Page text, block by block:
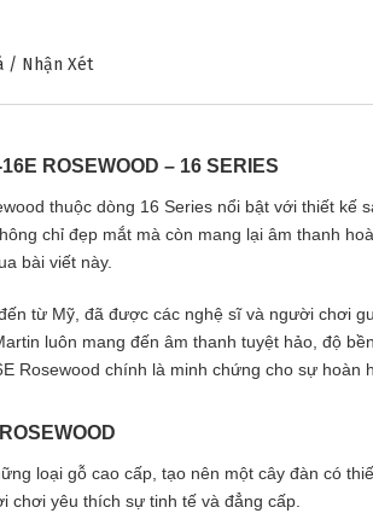
/ Nhận Xét
ROSEWOOD – 16 SERIES
thuộc dòng 16 Series nổi bật với thiết
chỉ đẹp mắt mà còn mang lại âm thanh
bài viết này.
từ Mỹ, đã được các nghệ sĩ và người chơi
luôn mang đến âm thanh tuyệt hảo, độ
Rosewood chính là minh chứng cho sự hoàn
loại gỗ cao cấp, tạo nên một cây đàn có
yêu thích sự tinh tế và đẳng cấp.